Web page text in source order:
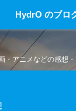
HydrO のブロ
・アニメなどの感想・
HydrO のブロ